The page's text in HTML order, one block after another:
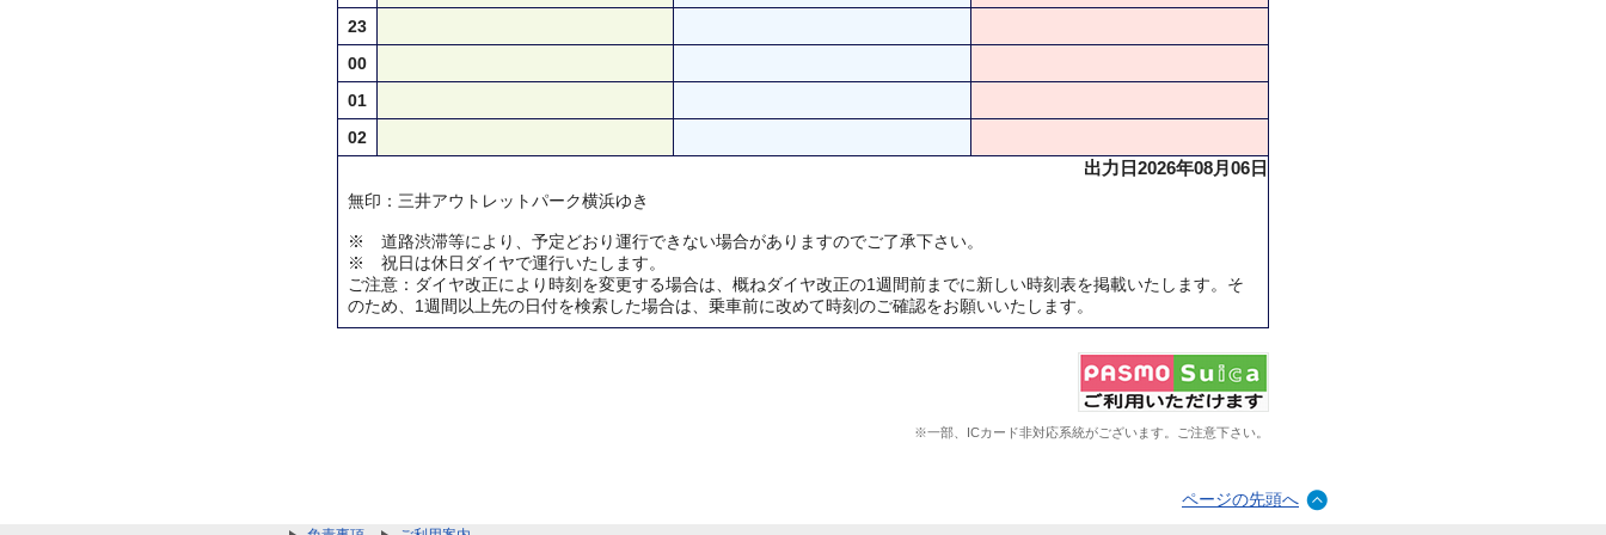
23
00
01
02
出力日2026年08月06日
無印：三井アウトレットパーク横浜ゆき
※ 道路渋滞等により、予定どおり運行できない場合がありますのでご了承下さい。
※ 祝日は休日ダイヤで運行いたします。
ご注意：ダイヤ改正により時刻を変更する場合は、概ねダイヤ改正の1週間前までに新しい時刻表を掲載いたします。そ
のため、1週間以上先の日付を検索した場合は、乗車前に改めて時刻のご確認をお願いいたします。
※一部、ICカード非対応系統がございます。ご注意下さい。
ページの先頭へ